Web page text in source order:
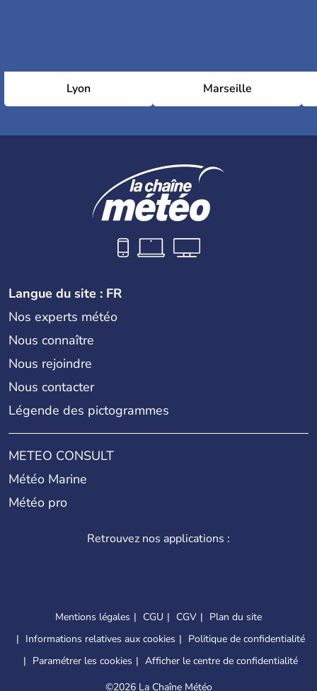
Lyon Marseille
Langue du site : FR
Nos experts météo
Nous connaître
Nous rejoindre
Nous contacter
Légende des pictogrammes
METEO CONSULT
Météo Marine
Météo pro
Retrouvez nos applications :
Mentions légales CGU CGV
Plan du site
Informations relatives aux cookies
Politique de confidentialité
Paramétrer les cookies
Afficher le centre de confidentialité
©2026 La Chaîne Météo